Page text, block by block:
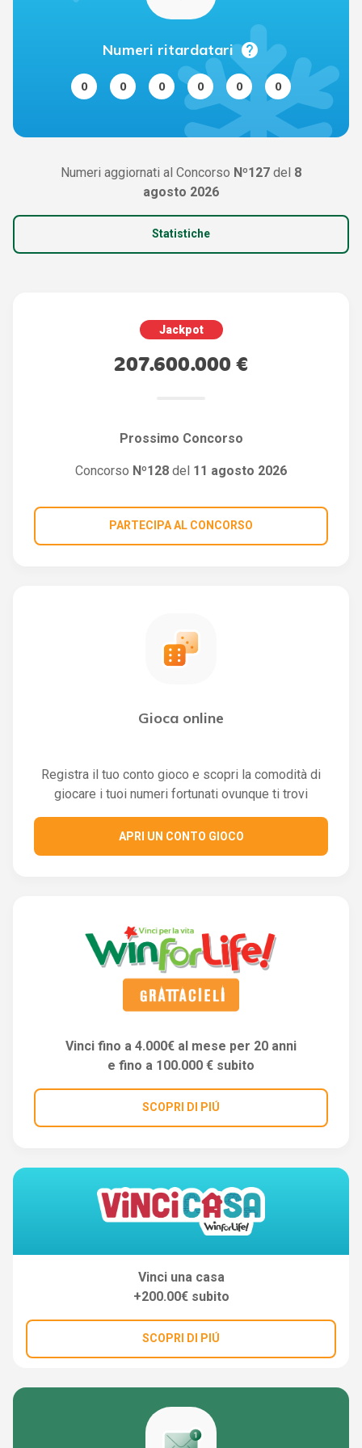
Numeri ritardatari help
0 0 0 0 0 0
Numeri aggiornati al Concorso Nº127 del 8
agosto 2026
Statistiche
Jackpot
207.600.000 €
Prossimo Concorso
Concorso Nº128 del 11 agosto 2026
PARTECIPA AL CONCORSO
Gioca online
Registra il tuo conto gioco e scopri la comodità di
giocare i tuoi numeri fortunati ovunque ti trovi
APRI UN CONTO GIOCO
Vinci fino a 4.000€ al mese per 20 anni
e fino a 100.000 € subito
SCOPRI DI PIÚ
Vinci una casa
+200.00€ subito
SCOPRI DI PIÚ